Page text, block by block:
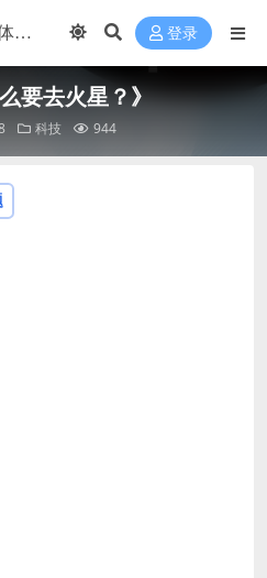
登录
要去火星？》
科技 944